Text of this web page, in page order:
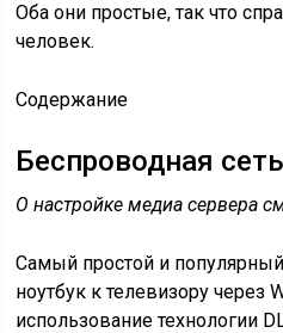
Оба они простые, так что
человек.
Содержание
Беспроводная
О настройке медиа сервера
Самый простой и
ноутбук к телевизору через
использование технологии